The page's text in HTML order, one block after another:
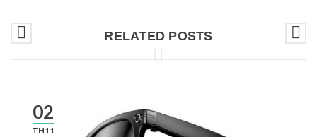
RELATED POSTS
02
TH11